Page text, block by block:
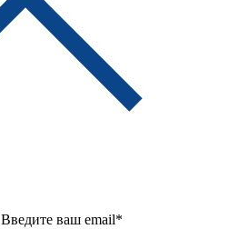
Введите ваш email*